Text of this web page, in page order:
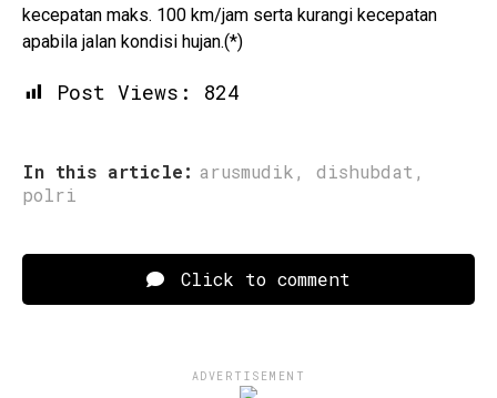
kecepatan maks. 100 km/jam serta kurangi kecepatan
apabila jalan kondisi hujan.(*)
Post Views: 824
In this article: arusmudik , dishubdat ,
polri
Click to comment
ADVERTISEMENT